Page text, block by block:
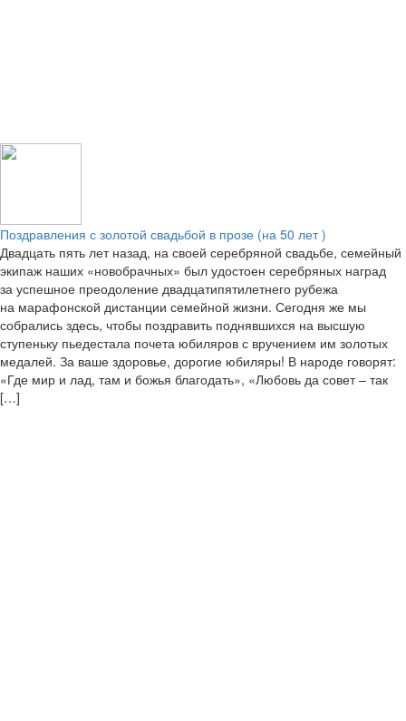
Поздравления с золотой свадьбой в прозе (на 50 лет )
Двадцать пять лет назад, на своей серебряной свадьбе, семейный
экипаж наших «новобрачных» был удостоен серебряных наград
за успешное преодоление двадцатипятилетнего рубежа
на марафонской дистанции семейной жизни. Сегодня же мы
собрались здесь, чтобы поздравить поднявшихся на высшую
ступеньку пьедестала почета юбиляров с вручением им золотых
медалей. За ваше здоровье, дорогие юбиляры! В народе говорят:
«Где мир и лад, там и божья благодать», «Любовь да совет – так
[…]